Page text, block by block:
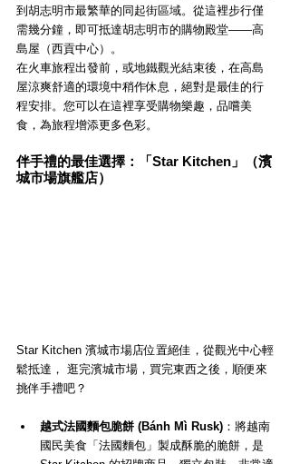
到胡志明市最繁華的同起街區域。從這裡步行僅
需幾分鐘，即可抵達胡志明市的購物殿堂——高
島屋（西貢中心）。
在火車旅程出發前，或地鐵觀光結束後，在高島
屋涼爽舒適的環境中稍作休息，絕對是最佳的行
程安排。您可以在這裡享受購物樂趣，品嚐美
食，為旅程增添更多色彩。
伴手禮的最佳選擇：「Star Kitchen」（濱
城市場旗艦店）
Star Kitchen 濱城市場店位置絕佳，從觀光中心輕
鬆抵達， 逛完濱城市場，買完東西之後，順便來
挑伴手禮吧？
越式法國麵包脆餅 (Bánh Mì Rusk) ：將越南
國民美食「法國麵包」製成酥脆的脆餅，是